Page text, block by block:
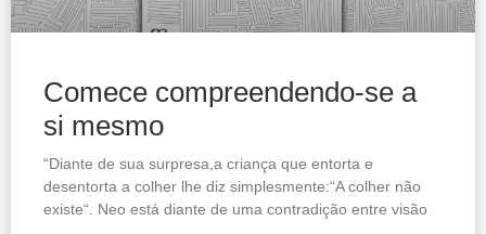
Comece compreendendo-se a
si mesmo
“Diante de sua surpresa,a criança que entorta e
desentorta a colher lhe diz simplesmente:“A colher não
existe“. Neo está diante de uma contradição entre visão